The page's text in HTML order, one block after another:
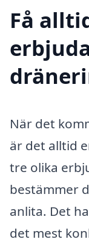
Få
När det
är det alltid
tre olika
bestämmer
anlita. Det
det mest